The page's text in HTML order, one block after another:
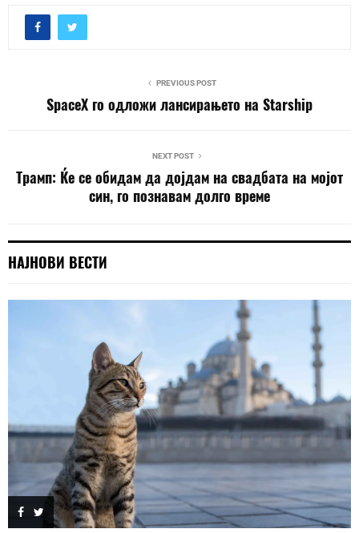
PREVIOUS POST
SpaceX го одложи лансирањето на Starship
NEXT POST
Трамп: Ќе се обидам да дојдам на свадбата на мојот
син, го познавам долго време
НАЈНОВИ ВЕСТИ